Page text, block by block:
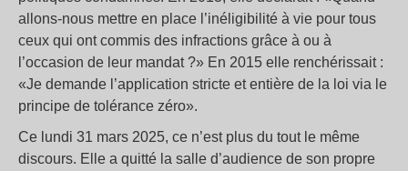
allons-nous mettre en place l’inéligibilité à vie pour tous
ceux qui ont commis des infractions grâce à ou à
l’occasion de leur mandat ?» En 2015 elle renchérissait :
«Je demande l’application stricte et entière de la loi via le
principe de tolérance zéro».
Ce lundi 31 mars 2025, ce n’est plus du tout le même
discours. Elle a quitté la salle d’audience de son propre